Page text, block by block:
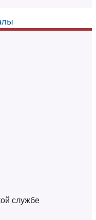
службе